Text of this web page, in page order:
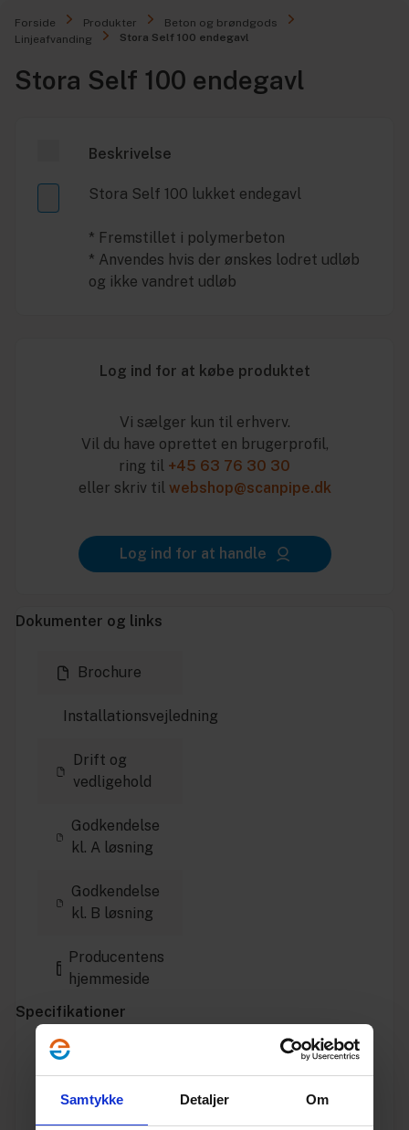
Samtykke Detaljer Om
Forside Produkter
Beton og brøndgods
Linjeafvanding
Stora Self 100 endegavl
Stora Self 100 endegavl
Beskrivelse
Stora Self 100 lukket endegavl
* Fremstillet i polymerbeton
* Anvendes hvis der ønskes lodret udløb
og ikke vandret udløb
Log ind for at købe produktet
Vi sælger kun til erhverv.
Vil du have oprettet en brugerprofil,
ring til +45 63 76 30 30
eller skriv til webshop@scanpipe.dk
Log ind for at handle
Dokumenter og links
Brochure
Installationsvejledning
Drift og
vedligehold
Godkendelse
kl. A løsning
Godkendelse
kl. B løsning
Producentens
hjemmeside
Specifikationer
Varenummer
Vægt